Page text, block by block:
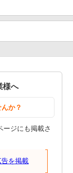
様へ
か？
ージにも掲載さ
を掲載